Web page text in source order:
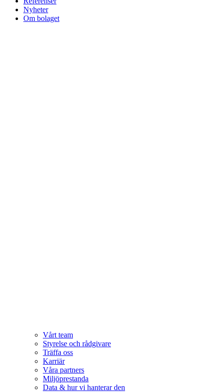
Nyheter
Om bolaget
Vårt team
Styrelse och rådgivare
Träffa oss
Karriär
Våra partners
Miljöprestanda
Data & hur vi hanterar den